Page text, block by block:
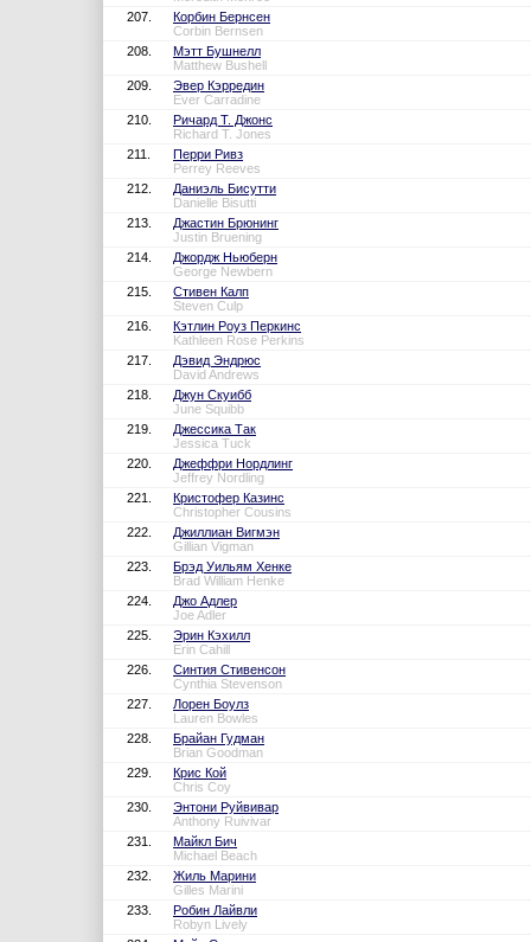
207.
Корбин Бернсен
Corbin Bernsen
208.
Мэтт Бушнелл
Matthew Bushell
209.
Эвер Кэрредин
Ever Carradine
210.
Ричард Т. Джонс
Richard T. Jones
211.
Перри Ривз
Perrey Reeves
212.
Даниэль Бисутти
Danielle Bisutti
213.
Джастин Брюнинг
Justin Bruening
214.
Джордж Ньюберн
George Newbern
215.
Стивен Калп
Steven Culp
216.
Кэтлин Роуз Перкинс
Kathleen Rose Perkins
217.
Дэвид Эндрюс
David Andrews
218.
Джун Скуибб
June Squibb
219.
Джессика Так
Jessica Tuck
220.
Джеффри Нордлинг
Jeffrey Nordling
221.
Кристофер Казинс
Christopher Cousins
222.
Джиллиан Вигмэн
Gillian Vigman
223.
Брэд Уильям Хенке
Brad William Henke
224.
Джо Адлер
Joe Adler
225.
Эрин Кэхилл
Erin Cahill
226.
Синтия Стивенсон
Cynthia Stevenson
227.
Лорен Боулз
Lauren Bowles
228.
Брайан Гудман
Brian Goodman
229.
Крис Кой
Chris Coy
230.
Энтони Руйвивар
Anthony Ruivivar
231.
Майкл Бич
Michael Beach
232.
Жиль Марини
Gilles Marini
233.
Робин Лайвли
Robyn Lively